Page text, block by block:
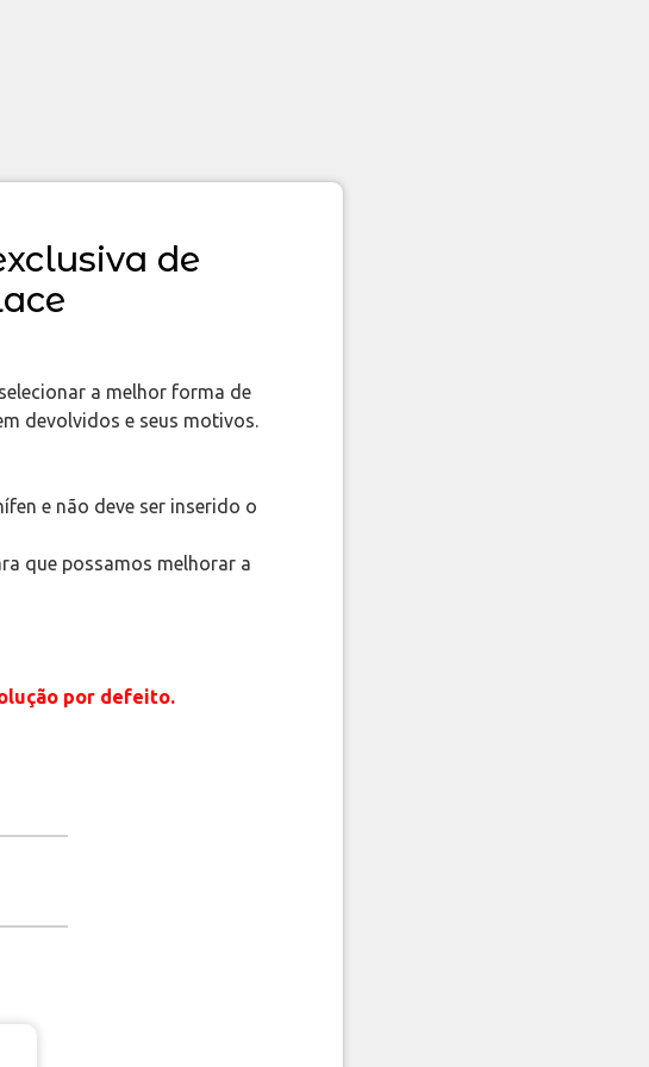
de
a melhor forma de
devolvidos e seus motivos.
e não deve ser inserido o
que possamos melhorar a
por defeito.